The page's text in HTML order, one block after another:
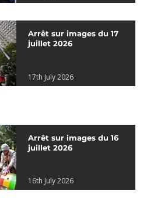
Arrêt sur images du 17
juillet 2026
17th July 2026
Arrêt sur images du 16
juillet 2026
16th July 2026